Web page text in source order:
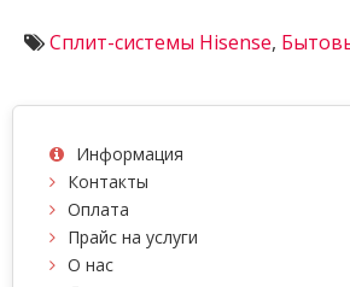
Сплит-системы Hisense,
Информация
Контакты
Оплата
Прайс на услуги
О нас